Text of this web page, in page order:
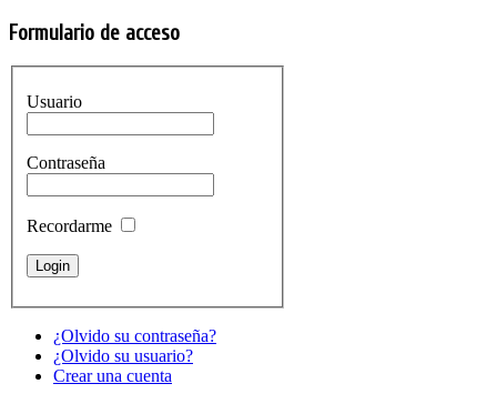
Formulario de acceso
Usuario
Contraseña
Recordarme
¿Olvido su contraseña?
¿Olvido su usuario?
Crear una cuenta